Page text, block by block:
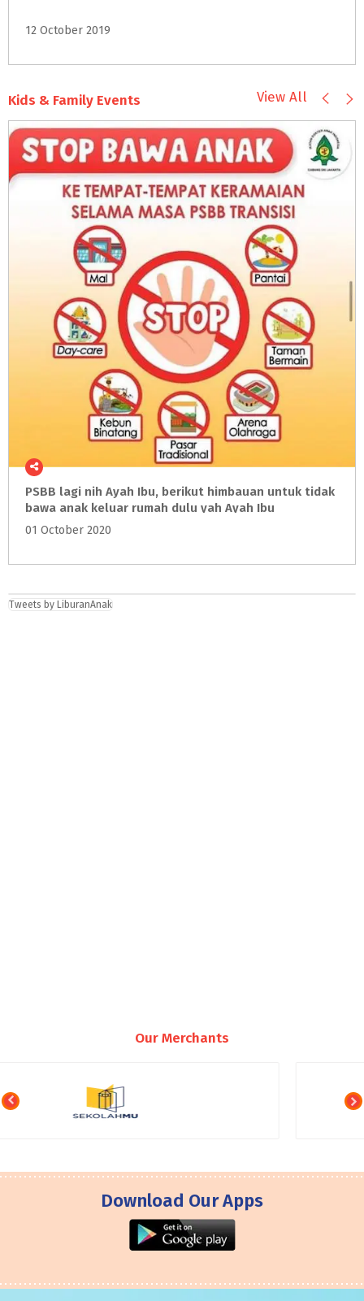
12 October 2019
Kids & Family Events View All
PSBB lagi nih Ayah Ibu, berikut himbauan untuk tidak
bawa anak keluar rumah dulu yah Ayah Ibu
01 October 2020
Tweets by LiburanAnak
Our Merchants
Download Our Apps